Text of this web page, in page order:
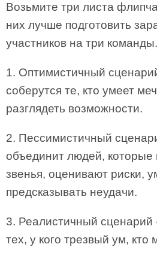
Возьмите три листа
них лучше подготовить
участников на три команды.
1. Оптимистичный
соберутся те, кто умеет
разглядеть возможности.
2. Пессимистичный
объединит людей, которые
звенья, оценивают риски,
предсказывать неудачи.
3. Реалистичный
тех, у кого трезвый ум, кто